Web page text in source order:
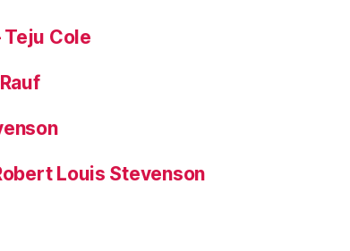
Teju Cole
Louis Stevenson